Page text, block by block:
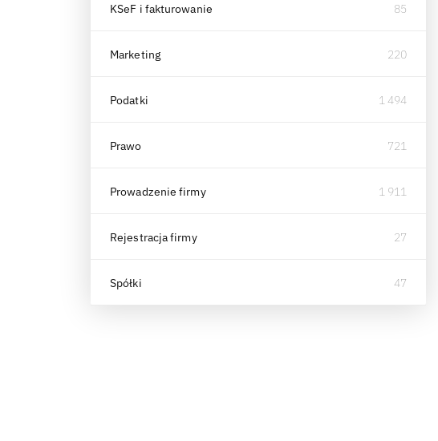
KSeF i fakturowanie 85
Marketing 220
Podatki 1 494
Prawo 721
Prowadzenie firmy 1 911
Rejestracja firmy 27
Spółki 47